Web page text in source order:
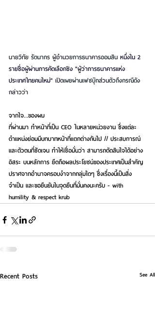
นายวิทัย รัตนากร ผู้อำนวยการธนาคารออมสิน หนึ่งใน 2
รายชื่อผู้ผ่านการคัดเลือกชิง "ผู้ว่าการธนาคารแห่ง
ประเทศไทยคนใหม่" เปิดเผยผ่านเฟซบุ๊กส่วนตัวถึงกรณีดัง
กล่าวว่า
จากใจ…ของผม
ที่ผ่านมา ทำหน้าที่เป็น CEO ในหลายหน่วยงาน ซึ่งแต่ละ
ตำแหน่งย่อมมีบทบาทหน้าที่แตกต่างกันไป // ประสบการณ์
และตัวตนที่ชัดเจน ทำให้เชื่อมั่นว่า สามารถตัดสินใจได้อย่าง
อิสระ บนหลักการ ยึดถือผลประโยชน์ของประเทศเป็นสำคัญ
ปราศจากอำนาจครอบงำจากกลุ่มใดๆ ซึ่งเรื่องนี้เป็นสิ่ง
จำเป็น และขอยืนยันในจุดยืนที่มั่นคงนะครับ - with
humility & respect krub
Recent Posts See All